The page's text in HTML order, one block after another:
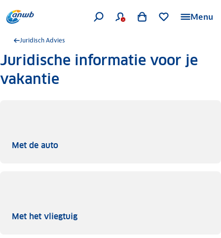
Menu
Juridisch Advies
Juridische informatie voor je
vakantie
Met de autoMet de auto
Met het vliegtuigMet het vliegtuig